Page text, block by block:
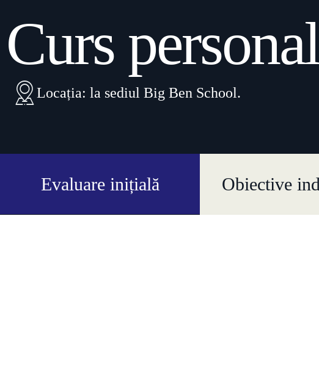
Curs
Locația: la sediul Big Ben School.
Evaluare inițială Obiective